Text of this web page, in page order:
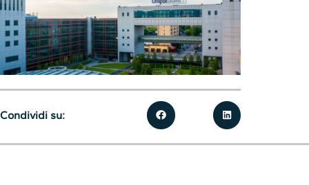
Condividi su: